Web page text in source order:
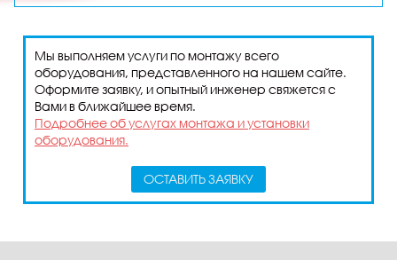
ОСТАВИТЬ ЗАЯВКУ
Мы выполняем услуги по монтажу всего
оборудования, представленного на нашем сайте.
Оформите заявку, и опытный инженер свяжется с
Вами в ближайшее время.
Подробнее об услугах монтажа и установки
оборудования.